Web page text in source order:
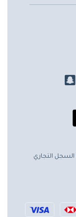
السجل التجاري